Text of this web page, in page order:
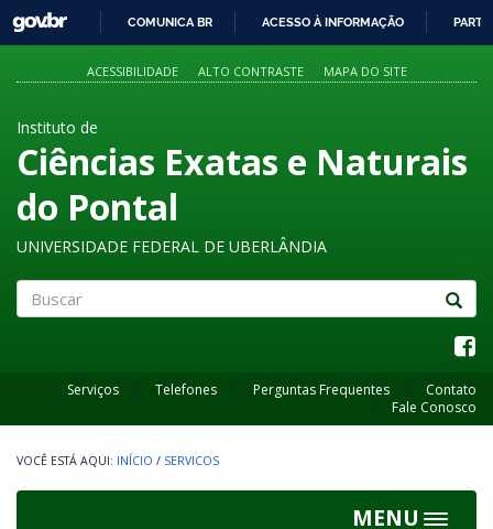
PARA
O
GOVBR
COMUNICA BR ACESSO À INFORMAÇÃO
ACESSIBILIDADE ALTO CONTRASTE MAPA DO SITE
Instituto de
Ciências Exatas e Naturais
do Pontal
UNIVERSIDADE FEDERAL DE UBERLÂNDIA
Serviços Telefones Perguntas Frequentes
Contato
Fale Conosco
INÍCIO / SERVICOS
MENU
Toggle